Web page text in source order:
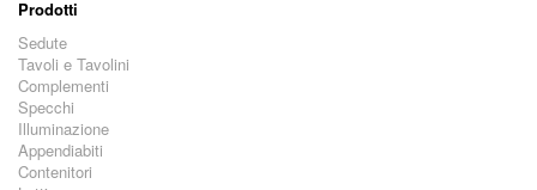
Prodotti
Sedute
Tavoli e Tavolini
Complementi
Specchi
Illuminazione
Appendiabiti
Contenitori